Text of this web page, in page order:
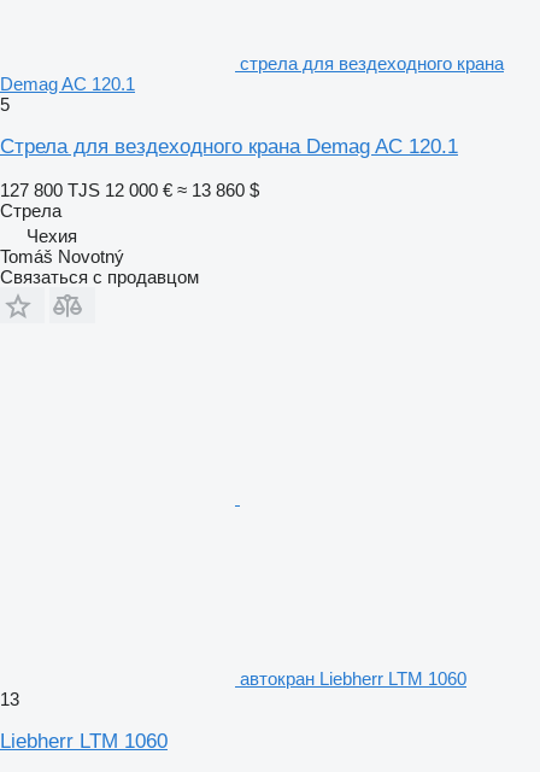
стрела для вездеходного крана
Demag AC 120.1
5
Стрела для вездеходного крана Demag AC 120.1
127 800 TJS 12 000 € ≈ 13 860 $
Стрела
Чехия
Tomáš Novotný
Связаться с продавцом
автокран Liebherr LTM 1060
13
Liebherr LTM 1060